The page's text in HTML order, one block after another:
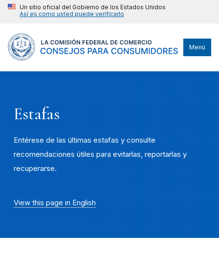
Un sitio oficial del Gobierno de los Estados Unidos
Así es como usted puede verificarlo
Menú
Estafas
Entérese de las últimas estafas y consulte
recomendaciones útiles para evitarlas, reportarlas y
recuperarse.
View this page in English